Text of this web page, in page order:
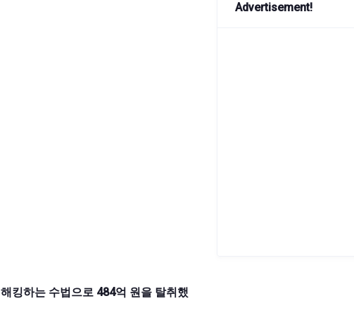
킹하는 수법으로 484억 원을 탈취했
Advertisement!